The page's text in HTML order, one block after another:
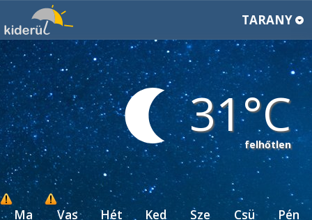
TARANY
31
felhőtlen
Ma Vas Hét Ked Sze Csü Pén